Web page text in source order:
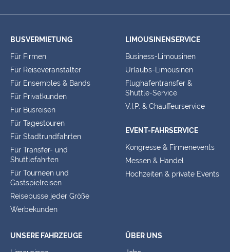
BUSVERMIETUNG
Für Firmen
Für Reiseveranstalter
Für Ensembles & Bands
Für Privatkunden
Für Busreisen
Für Tagestouren
Für Stadtrundfahrten
Für Transfer- und
Shuttlefahrten
Für Tourneen und
Gastspielreisen
Reisebusse jeder Größe
Werbekunden
LIMOUSINENSERVICE
Business-Limousinen
Urlaubs-Limousinen
Flughafentransfer &
Shuttle-Service
V.I.P. & Chauffeurservice
EVENT-FAHRSERVICE
Kongresse & Firmenevents
Messen & Handel
Hochzeiten & private Events
UNSERE FAHRZEUGE ÜBER UNS